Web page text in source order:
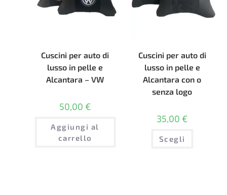
Cuscini per auto di
lusso in pelle e
Alcantara – VW
50,00 €
Aggiungi al
carrello
Cuscini per auto di
lusso in pelle e
Alcantara con o
senza logo
35,00 €
Scegli
Questo
ha